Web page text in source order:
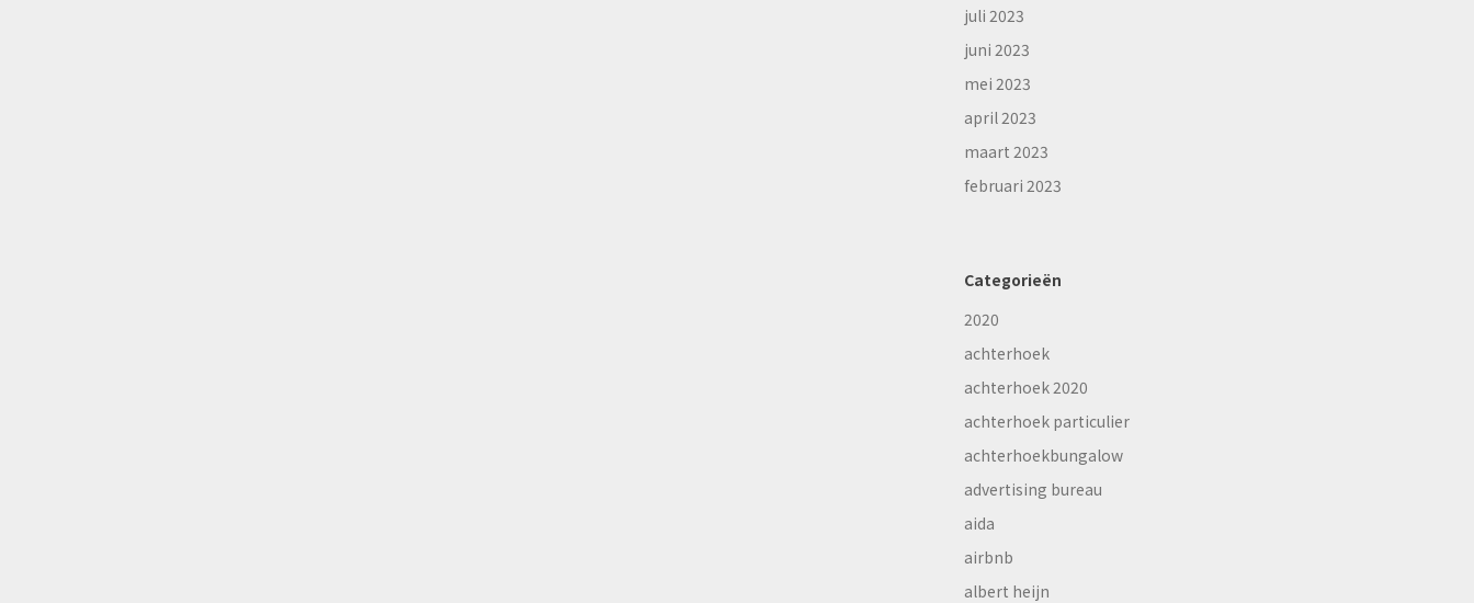
juli 2023
juni 2023
mei 2023
april 2023
maart 2023
februari 2023
Categorieën
2020
achterhoek
achterhoek 2020
achterhoek particulier
achterhoekbungalow
advertising bureau
aida
airbnb
albert heijn